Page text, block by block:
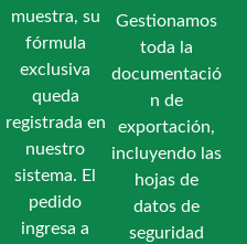
muestra, su
fórmula
exclusiva
queda
registrada en
nuestro
sistema. El
pedido
ingresa a
Gestionamos
toda la
documentació
n de
exportación,
incluyendo las
hojas de
datos de
seguridad